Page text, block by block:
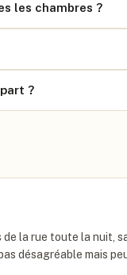
les chambres ?
?
de la rue toute la nuit,
désagréable mais